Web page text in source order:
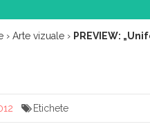
› Arte vizuale › PREVIEW:
Etichete